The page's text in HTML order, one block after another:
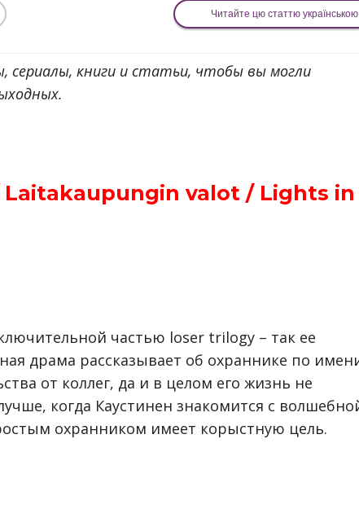
Читайте цю статтю українською
сериалы, книги и статьи, чтобы вы могли
valot / Lights in
частью loser trilogy – так ее
драма рассказывает об охраннике по
от коллег, да и в целом его жизнь не
когда Каустинен знакомится с
охранником имеет корыстную цель.